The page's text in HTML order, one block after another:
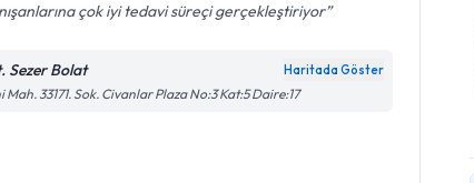
çok iyi tedavi süreçi gerçekleştiriyor
Sezer Bolat Haritada Göster
Mah. 33171. Sok. Civanlar Plaza No:3 Kat:5 Daire:17